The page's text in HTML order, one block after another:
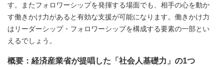
す。またフォロワーシップを発揮する場面でも、相手の心を動か
す働きかけ力があると有効な支援が可能になります。働きかけ力
はリーダーシップ・フォロワーシップを構成する要素の一部とい
えるでしょう。
概要：経済産業省が提唱した「社会人基礎力」の1つ